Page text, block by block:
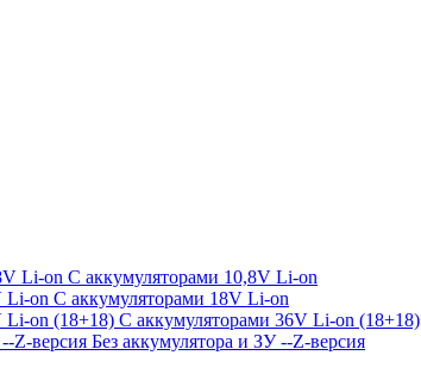
С аккумуляторами 10,8V Li-on
С аккумуляторами 18V Li-on
С аккумуляторами 36V Li-on (18+18)
Без аккумулятора и ЗУ --Z-версия